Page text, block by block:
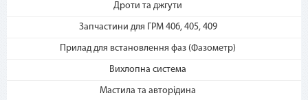
Дроти та джгути
Запчастини для ГРМ 406, 405, 409
Прилад для встановлення фаз (Фазометр)
Вихлопна система
Мастила та авторідина